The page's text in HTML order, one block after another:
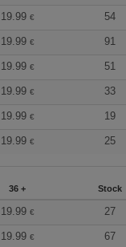
19.99 € 54
19.99 € 91
19.99 € 51
19.99 € 33
19.99 € 19
19.99 € 25
36 + Stock
19.99 € 27
19.99 € 67